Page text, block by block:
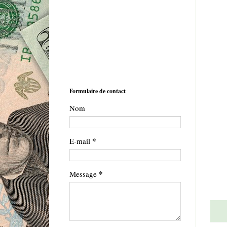
Formulaire de contact
Nom
E-mail *
Message *